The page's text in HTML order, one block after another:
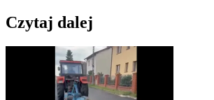
Czytaj dalej